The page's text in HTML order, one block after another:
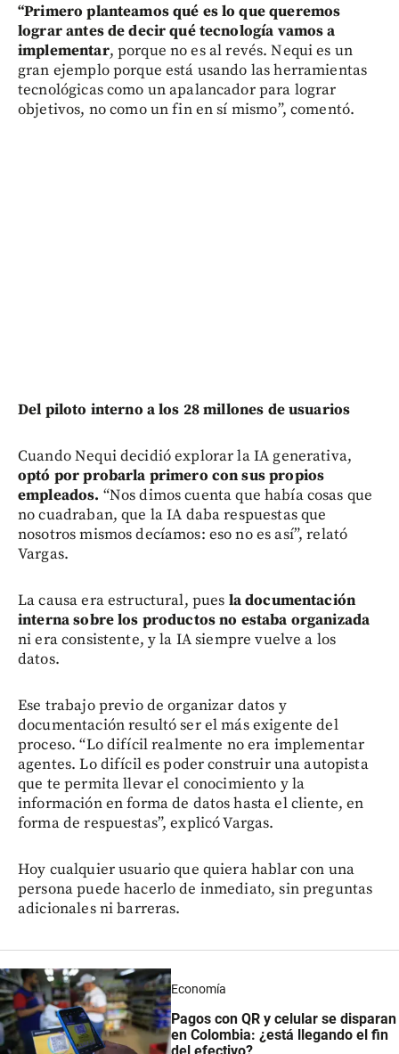
“Primero planteamos qué es lo que queremos
lograr antes de decir qué tecnología vamos a
implementar, porque no es al revés. Nequi es un
gran ejemplo porque está usando las herramientas
tecnológicas como un apalancador para lograr
objetivos, no como un fin en sí mismo”, comentó.
Del piloto interno a los 28 millones de usuarios
Cuando Nequi decidió explorar la IA generativa,
optó por probarla primero con sus propios
empleados. “Nos dimos cuenta que había cosas que
no cuadraban, que la IA daba respuestas que
nosotros mismos decíamos: eso no es así”, relató
Vargas.
La causa era estructural, pues la documentación
interna sobre los productos no estaba organizada
ni era consistente, y la IA siempre vuelve a los
datos.
Ese trabajo previo de organizar datos y
documentación resultó ser el más exigente del
proceso. “Lo difícil realmente no era implementar
agentes. Lo difícil es poder construir una autopista
que te permita llevar el conocimiento y la
información en forma de datos hasta el cliente, en
forma de respuestas”, explicó Vargas.
Hoy cualquier usuario que quiera hablar con una
persona puede hacerlo de inmediato, sin preguntas
adicionales ni barreras.
Economía
Pagos con QR y celular se disparan
en Colombia: ¿está llegando el fin